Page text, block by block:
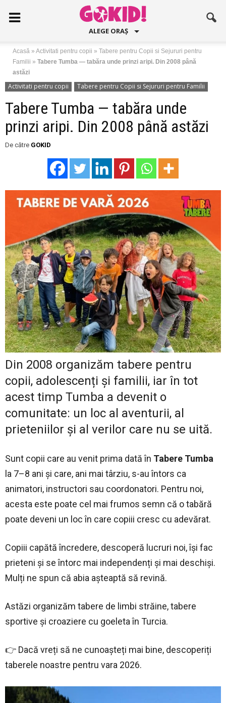
ALEGE ORAȘ
Acasă » Activitati pentru copii » Tabere pentru Copii si Sejururi pentru
Familii » Tabere Tumba — tabăra unde prinzi aripi. Din 2008 până
astăzi
Activitati pentru copii Tabere pentru Copii si Sejururi pentru Familii
Tabere Tumba — tabăra unde
prinzi aripi. Din 2008 până astăzi
De către GOKID
Din 2008 organizăm tabere pentru
copii, adolescenți și familii, iar în tot
acest timp Tumba a devenit o
comunitate: un loc al aventurii, al
prieteniilor și al verilor care nu se uită.
Sunt copii care au venit prima dată în Tabere Tumba
la 7–8 ani și care, ani mai târziu, s-au întors ca
animatori, instructori sau coordonatori. Pentru noi,
acesta este poate cel mai frumos semn că o tabără
poate deveni un loc în care copiii cresc cu adevărat.
Copiii capătă încredere, descoperă lucruri noi, își fac
prieteni și se întorc mai independenți și mai deschiși.
Mulți ne spun că abia așteaptă să revină.
Astăzi organizăm tabere de limbi străine, tabere
sportive și croaziere cu goeleta în Turcia.
👉 Dacă vreți să ne cunoașteți mai bine, descoperiți
taberele noastre pentru vara 2026.